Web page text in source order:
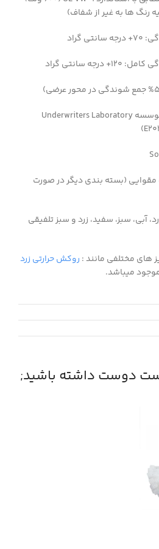
گراد
سانتی گراد
دارای استاندارد ۲۲۴ UL از موسسه Underwriters Laboratory
(بسته بندی دیگر در صورت
آبی، سبز، سفید، زرد و سبز تلفیقی
های مختلفی مانند : روکش حرارتی زرد
میباشد.
دوست داشته باشید;